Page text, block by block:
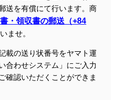
送を有償にて行います。商
書・領収書の郵送（+84
ませ。
載の送り状番号をヤマト運
合わせシステム」にご入力
確認いただくことができま